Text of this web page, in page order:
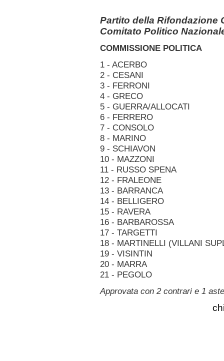
Partito della Rifondazione
Comitato Politico
COMMISSIONE POLITICA
1 - ACERBO
2 - CESANI
3 - FERRONI
4 - GRECO
5 - GUERRA/ALLOCATI
6 - FERRERO
7 - CONSOLO
8 - MARINO
9 - SCHIAVON
10 - MAZZONI
11 - RUSSO SPENA
12 - FRALEONE
13 - BARRANCA
14 - BELLIGERO
15 - RAVERA
16 - BARBAROSSA
17 - TARGETTI
18 - MARTINELLI (VILLANI
19 - VISINTIN
20 - MARRA
21 - PEGOLO
Approvata con 2 contrari e 1